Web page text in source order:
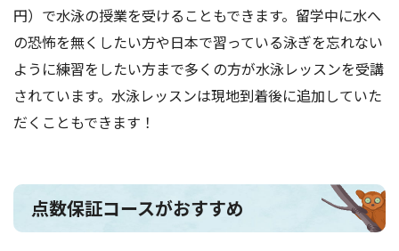
円）で水泳の授業を受けることもできます。留学中に水へ
の恐怖を無くしたい方や日本で習っている泳ぎを忘れない
ように練習をしたい方まで多くの方が水泳レッスンを受講
されています。水泳レッスンは現地到着後に追加していた
だくこともできます！
点数保証コースがおすすめ